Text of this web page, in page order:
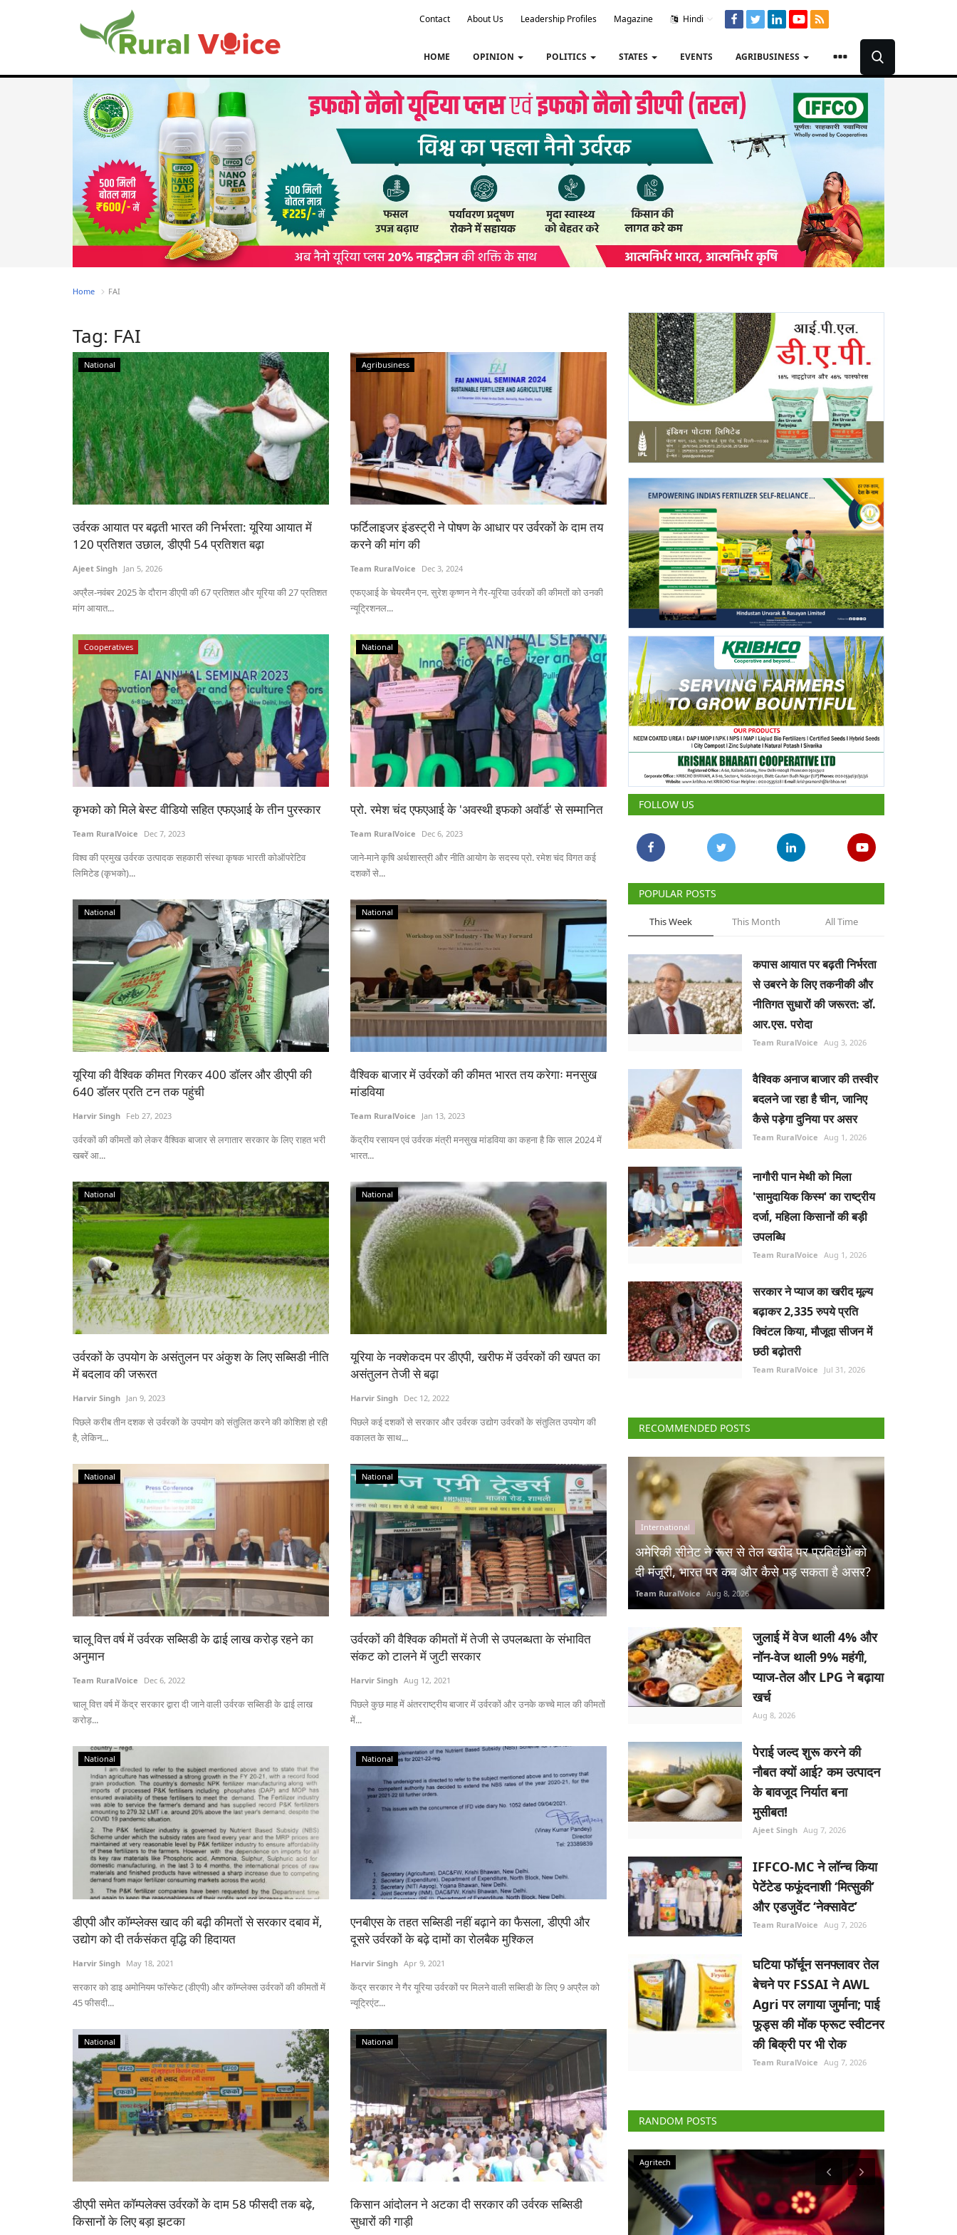
Contact About Us Leadership Profiles Magazine Hindi
HOME OPINION POLITICS STATES EVENTS AGRIBUSINESS
Home FAI
Tag: FAI
National
उर्वरक आयात पर बढ़ती भारत की निर्भरता: यूरिया आयात में
120 प्रतिशत उछाल, डीएपी 54 प्रतिशत बढ़ा
Ajeet Singh Jan 5, 2026
अप्रैल-नवंबर 2025 के दौरान डीएपी की 67 प्रतिशत और यूरिया की 27 प्रतिशत
मांग आयात...
Agribusiness
फर्टिलाइजर इंडस्ट्री ने पोषण के आधार पर उर्वरकों के दाम तय
करने की मांग की
Team RuralVoice Dec 3, 2024
एफएआई के चेयरमैन एन. सुरेश कृष्णन ने गैर-यूरिया उर्वरकों की कीमतों को उनकी
न्यूट्रिशनल...
Cooperatives
कृभको को मिले बेस्ट वीडियो सहित एफएआई के तीन पुरस्कार
Team RuralVoice Dec 7, 2023
विश्व की प्रमुख उर्वरक उत्पादक सहकारी संस्था कृषक भारती कोऑपरेटिव
लिमिटेड (कृभको)...
National
प्रो. रमेश चंद एफएआई के 'अवस्थी इफको अवॉर्ड' से सम्मानित
Team RuralVoice Dec 6, 2023
जाने-माने कृषि अर्थशास्त्री और नीति आयोग के सदस्य प्रो. रमेश चंद विगत कई
दशकों से...
National
यूरिया की वैश्विक कीमत गिरकर 400 डॉलर और डीएपी की
640 डॉलर प्रति टन तक पहुंची
Harvir Singh Feb 27, 2023
उर्वरकों की कीमतों को लेकर वैश्विक बाजार से लगातार सरकार के लिए राहत भरी
खबरें आ...
National
वैश्विक बाजार में उर्वरकों की कीमत भारत तय करेगाः मनसुख
मांडविया
Team RuralVoice Jan 13, 2023
केंद्रीय रसायन एवं उर्वरक मंत्री मनसुख मांडविया का कहना है कि साल 2024 में
भारत...
National
उर्वरकों के उपयोग के असंतुलन पर अंकुश के लिए सब्सिडी नीति
में बदलाव की जरूरत
Harvir Singh Jan 9, 2023
पिछले करीब तीन दशक से उर्वरकों के उपयोग को संतुलित करने की कोशिश हो रही
है, लेकिन...
National
यूरिया के नक्शेकदम पर डीएपी, खरीफ में उर्वरकों की खपत का
असंतुलन तेजी से बढ़ा
Harvir Singh Dec 12, 2022
पिछले कई दशकों से सरकार और उर्वरक उद्योग उर्वरकों के संतुलित उपयोग की
वकालत के साथ...
National
चालू वित्त वर्ष में उर्वरक सब्सिडी के ढाई लाख करोड़ रहने का
अनुमान
Team RuralVoice Dec 6, 2022
चालू वित्त वर्ष में केंद्र सरकार द्वारा दी जाने वाली उर्वरक सब्सिडी के ढाई लाख
करोड़...
National
उर्वरकों की वैश्विक कीमतों में तेजी से उपलब्धता के संभावित
संकट को टालने में जुटी सरकार
Harvir Singh Aug 12, 2021
पिछले कुछ माह में अंतरराष्ट्रीय बाजार में उर्वरकों और उनके कच्चे माल की कीमतों
में...
National
डीएपी और कॉम्प्लेक्स खाद की बढ़ी कीमतों से सरकार दबाव में,
उद्योग को दी तर्कसंकत वृद्धि की हिदायत
Harvir Singh May 18, 2021
सरकार को डाइ अमोनियम फॉस्फेट (डीएपी) और कॉम्प्लेक्स उर्वरकों की कीमतों में
45 फीसदी...
National
एनबीएस के तहत सब्सिडी नहीं बढ़ाने का फैसला, डीएपी और
दूसरे उर्वरकों के बढ़े दामों का रोलबैक मुश्किल
Harvir Singh Apr 9, 2021
केंद्र सरकार ने गैर यूरिया उर्वरकों पर मिलने वाली सब्सिडी के लिए 9 अप्रैल को
न्यूट्रिएंट...
National
डीएपी समेत कॉम्पलेक्स उर्वरकों के दाम 58 फीसदी तक बढ़े,
किसानों के लिए बड़ा झटका
National
किसान आंदोलन ने अटका दी सरकार की उर्वरक सब्सिडी
सुधारों की गाड़ी
FOLLOW US
POPULAR POSTS
This Week This Month All Time
कपास आयात पर बढ़ती निर्भरता
से उबरने के लिए तकनीकी और
नीतिगत सुधारों की जरूरत: डॉ.
आर.एस. परोदा
Team RuralVoice Aug 3, 2026
वैश्विक अनाज बाजार की तस्वीर
बदलने जा रहा है चीन, जानिए
कैसे पड़ेगा दुनिया पर असर
Team RuralVoice Aug 1, 2026
नागौरी पान मेथी को मिला
'सामुदायिक किस्म' का राष्ट्रीय
दर्जा, महिला किसानों की बड़ी
उपलब्धि
Team RuralVoice Aug 1, 2026
सरकार ने प्याज का खरीद मूल्य
बढ़ाकर 2,335 रुपये प्रति
क्विंटल किया, मौजूदा सीजन में
छठी बढ़ोतरी
Team RuralVoice Jul 31, 2026
RECOMMENDED POSTS
International
अमेरिकी सीनेट ने रूस से तेल खरीद पर प्रतिबंधों को
दी मंजूरी, भारत पर कब और कैसे पड़ सकता है असर?
Team RuralVoice Aug 8, 2026
जुलाई में वेज थाली 4% और
नॉन-वेज थाली 9% महंगी,
प्याज-तेल और LPG ने बढ़ाया
खर्च
Aug 8, 2026
पेराई जल्द शुरू करने की
नौबत क्यों आई? कम उत्पादन
के बावजूद निर्यात बना
मुसीबत!
Ajeet Singh Aug 7, 2026
IFFCO-MC ने लॉन्च किया
पेटेंटेड फफूंदनाशी ‘मित्सुकी’
और एडजुवेंट ‘नेक्सावेट’
Team RuralVoice Aug 7, 2026
घटिया फॉर्चून सनफ्लावर तेल
बेचने पर FSSAI ने AWL
Agri पर लगाया जुर्माना; पाई
फूड्स की मोंक फ्रूट स्वीटनर
की बिक्री पर भी रोक
Team RuralVoice Aug 7, 2026
RANDOM POSTS
Agritech Agriculture Conclave and NACOF Awards 2022